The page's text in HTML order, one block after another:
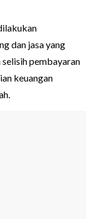
dan jasa yang
selisih pembayaran
keuangan